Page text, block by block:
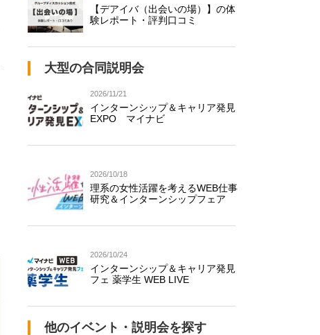
【デアイバ（出会いの場）】の体
験レポート・評判口コミ
大型の合同説明会
2026/11/21
インターンシップ＆キャリア発見
EXPO マイナビ
2026/10/18
理系の女性活躍を考えるWEB仕事
研究＆インターンシップフェア
2026/10/24
インターンシップ＆キャリア発見
フェ 薬学生 WEB LIVE
他のイベント・説明会を探す